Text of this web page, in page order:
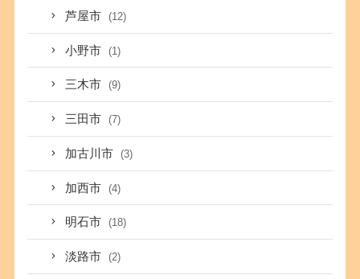
芦屋市 (12)
小野市 (1)
三木市 (9)
三田市 (7)
加古川市 (3)
加西市 (4)
明石市 (18)
淡路市 (2)